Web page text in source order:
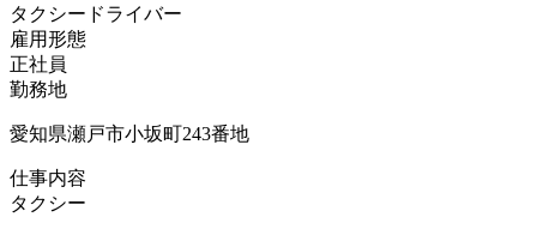
タクシードライバー
雇用形態
正社員
勤務地
愛知県瀬戸市小坂町243番地
仕事内容
タクシー